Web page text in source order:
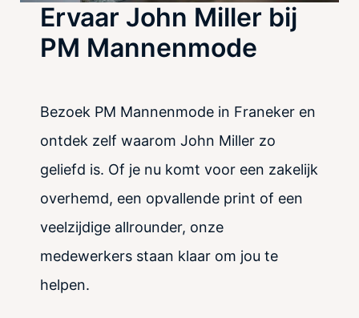
Ervaar John Miller bij
PM Mannenmode
Bezoek PM Mannenmode in Franeker en
ontdek zelf waarom John Miller zo
geliefd is. Of je nu komt voor een zakelijk
overhemd, een opvallende print of een
veelzijdige allrounder, onze
medewerkers staan klaar om jou te
helpen.